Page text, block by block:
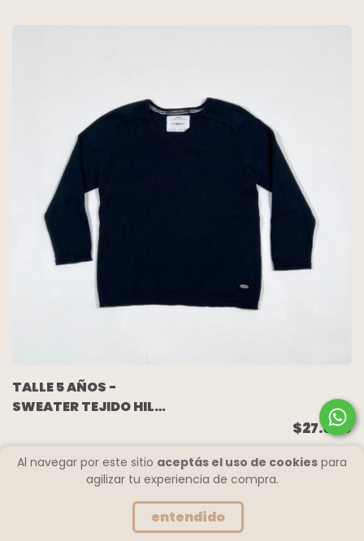
Al navegar por este sitio aceptás el uso de cookies para
agilizar tu experiencia de compra.
entendido
TALLE 5 AÑOS -
SWEATER TEJIDO HILO
$27.000